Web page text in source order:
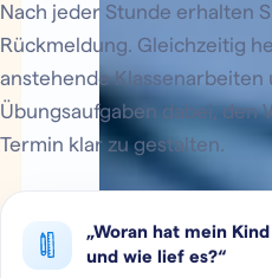
Nach jeder Stunde erhalten
Rückmeldung. Gleichzeitig
anstehende Klassenarbeiten
Übungsaufgaben dabei, den
Termin klar zu gestalten.
„Woran hat mein
und wie lief es?“